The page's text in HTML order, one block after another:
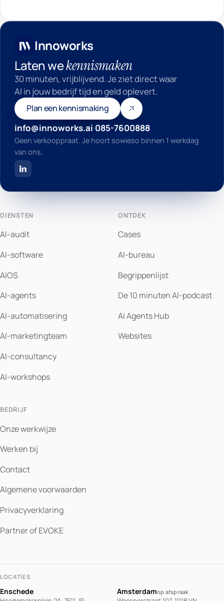
Innoworks
Innoworks
Laten wekennismaken
30 minuten, vrijblijvend. Je ziet direct waar
AI in jouw bedrijf tijd en geld oplevert.
Plan een kennismaking
info@innoworks.ai·085-7600888
Geen verkooppraat. Je hoort sowieso binnen 1 werkdag
van ons.
DIENSTEN
AI-audit
AI-software
AIOS
AI-agents
AI-automatisering
AI-marketingteam
AI-consultancy
AI-workshops
ONTDEK
Cases
AI-bureau
Begrippenlijst
De 10 minuten AI-podcast
AI Agents Hub
Websites
BEDRIJF
Onze werkwijze
Werken bij
Contact
Algemene voorwaarden
Privacyverklaring
Partner of EVOKE
LOCATIES
Enschede Amsterdamop afspraak